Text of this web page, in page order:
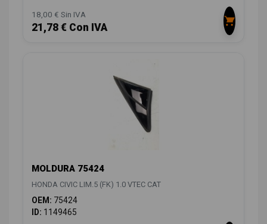
18,00 € Sin IVA
21,78 € Con IVA
MOLDURA 75424
HONDA CIVIC LIM.5 (FK) 1.0 VTEC CAT
OEM: 75424
ID: 1149465